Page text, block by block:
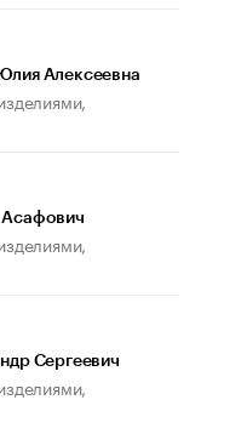
Дурова значат для
Алексеевна
Сергеевич